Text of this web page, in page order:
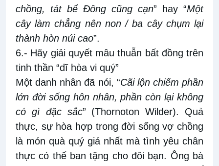
chồng, tát bể Đông cũng cạn” hay “Một
cây làm chẳng nên non / ba cây chụm lại
thành hòn núi cao”.
6.- Hãy giải quyết mâu thuẫn bất đồng trên
tinh thần “dĩ hòa vi quý”
Một danh nhân đã nói, “Cãi lộn chiếm phần
lớn đời sống hôn nhân, phần còn lại không
có gì đặc sắc” (Thornoton Wilder). Quả
thực, sự hòa hợp trong đời sống vợ chồng
là món quà quý giá nhất mà tình yêu chân
thực có thể ban tặng cho đôi bạn. Ông bà